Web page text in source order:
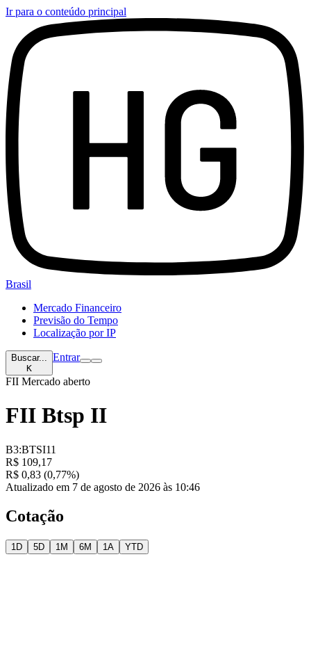
Ir para o conteúdo principal
Brasil
Mercado Financeiro
Previsão do Tempo
Localização por IP
Buscar...
K
Entrar
FII Mercado aberto
FII Btsp II
B3:BTSI11
R$ 109,17
R$ 0,83 (0,77%)
Atualizado em 7 de agosto de 2026 às 10:46
Cotação
1D 5D 1M 6M 1A YTD